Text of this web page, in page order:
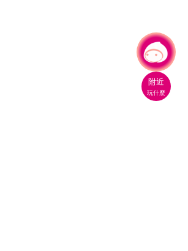
附近
玩什麼